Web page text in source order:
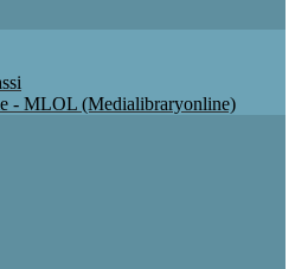
- MLOL (Medialibraryonline)